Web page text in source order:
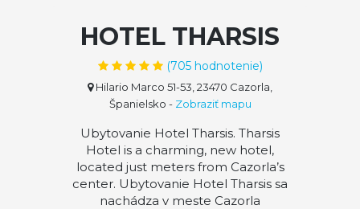
HOTEL THARSIS
(705hodnotenie)
Hilario Marco 51-53, 23470 Cazorla,
Španielsko - Zobraziť mapu
Ubytovanie Hotel Tharsis. Tharsis
Hotel is a charming, new hotel,
located just meters from Cazorla’s
center. Ubytovanie Hotel Tharsis sa
nachádza v meste Cazorla